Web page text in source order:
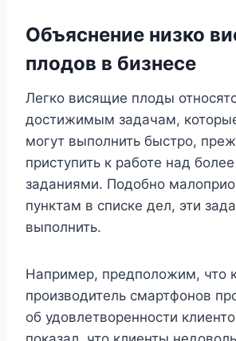
Объяснение низко
плодов в бизнесе
Легко висящие плоды
достижимым задачам,
могут выполнить быстро,
приступить к работе над
заданиями. Подобно
пунктам в списке дел, эти
выполнить.
Например, предположим, что
производитель смартфонов
об удовлетворенности